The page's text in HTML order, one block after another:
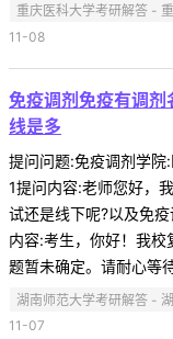
重庆医科大学考研解答 -
11-08
免疫调剂免疫有调
线是多
提问问题:免疫调剂学
1提问内容:老师您好，
试还是线下呢?以及免
内容:考生，你好！我
题暂未确定。请耐心等
湖南师范大学考研解答 -
11-07